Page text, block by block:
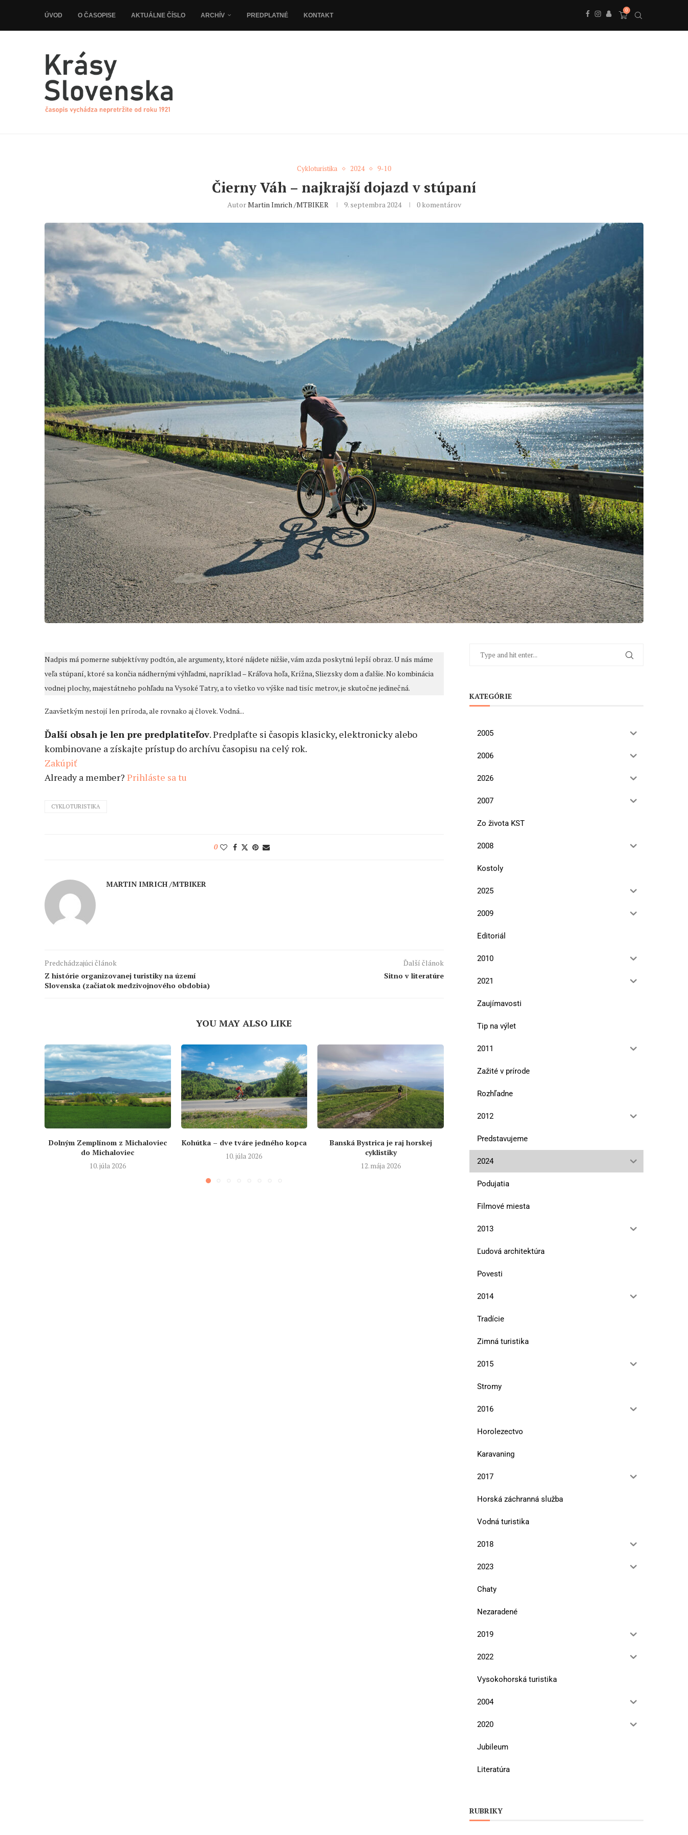
ÚVOD O ČASOPISE AKTUÁLNE ČÍSLO ARCHÍV PREDPLATNÉ KONTAKT
0
Cykloturistika 2024 9-10
Čierny Váh – najkrajší dojazd v stúpaní
AutorMartin Imrich /MTBIKER 9. septembra 2024 0 komentárov
Nadpis má pomerne subjektívny podtón, ale argumenty, ktoré nájdete nižšie, vám azda poskytnú lepší obraz. U nás máme
veľa stúpaní, ktoré sa končia nádhernými výhľadmi, napríklad – Kráľova hoľa, Krížna, Sliezsky dom a ďalšie. No kombinácia
vodnej plochy, majestátneho pohľadu na Vysoké Tatry, a to všetko vo výške nad tisíc metrov, je skutočne jedinečná.
Zaavšetkým nestojí len príroda, ale rovnako aj človek. Vodná...
Ďalší obsah je len pre predplatiteľov. Predplaťte si časopis klasicky, elektronicky alebo
kombinovane a získajte prístup do archívu časopisu na celý rok.
Zakúpiť
Already a member? Prihláste sa tu
CYKLOTURISTIKA
0
MARTIN IMRICH /MTBIKER
Predchádzajúci článok
Z histórie organizovanej turistiky na území
Slovenska (začiatok medzivojnového obdobia)
Ďalší článok
Sitno v literatúre
YOU MAY ALSO LIKE
Dolným Zemplínom z Michaloviec
do Michaloviec
10. júla 2026
Kohútka – dve tváre jedného kopca
10. júla 2026
Banská Bystrica je raj horskej
cyklistiky
12. mája 2026
Naprieč Slovenskom zo severného
pólu na južný (2)
severného pólu na
10. novembra 2025
KATEGÓRIE
2005
2006
2026
2007
Zo života KST
2008
Kostoly
2025
2009
Editoriál
2010
2021
Zaujímavosti
Tip na výlet
2011
Zažité v prírode
Rozhľadne
2012
Predstavujeme
2024
Podujatia
Filmové miesta
2013
Ľudová architektúra
Povesti
2014
Tradície
Zimná turistika
2015
Stromy
2016
Horolezectvo
Karavaning
2017
Horská záchranná služba
Vodná turistika
2018
2023
Chaty
Nezaradené
2019
2022
Vysokohorská turistika
2004
2020
Jubileum
Literatúra
RUBRIKY